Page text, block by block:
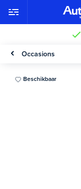
Occasions
Beschikbaar